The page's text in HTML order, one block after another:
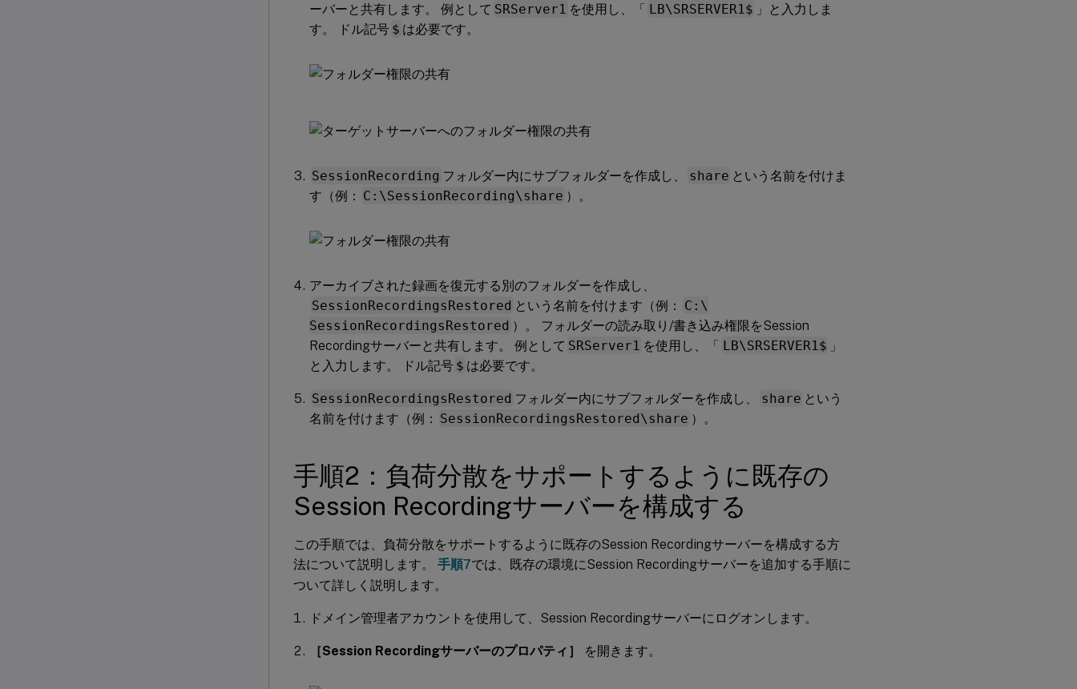
ーバーと共有します。 例として SRServer1 を使用し、「 LB\SRSERVER1$ 」と入力しま
す。 ドル記号 $ は必要です。
SessionRecording フォルダー内にサブフォルダーを作成し、 share という名前を付けま
す（例： C:\SessionRecording\share ）。
アーカイブされた録画を復元する別のフォルダーを作成し、
SessionRecordingsRestored という名前を付けます（例：
C:\
SessionRecordingsRestored ）。 フォルダーの読み取り/書き込み権限をSession
Recordingサーバーと共有します。 例として SRServer1 を使用し、「 LB\SRSERVER1$ 」
と入力します。 ドル記号 $ は必要です。
SessionRecordingsRestored フォルダー内にサブフォルダーを作成し、 share という
名前を付けます（例： SessionRecordingsRestored\share ）。
手順2：負荷分散をサポートするように既存の
Session Recordingサーバーを構成する
この手順では、負荷分散をサポートするように既存のSession Recordingサーバーを構成する方
法について説明します。 手順7では、既存の環境にSession Recordingサーバーを追加する手順に
ついて詳しく説明します。
ドメイン管理者アカウントを使用して、Session Recordingサーバーにログオンします。
［Session Recordingサーバーのプロパティ］ を開きます。